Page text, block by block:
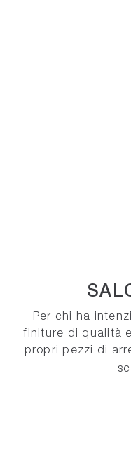
Per chi ha
finiture di qualità
propri pezzi di